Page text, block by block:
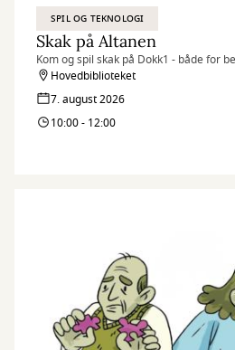
SPIL OG TEKNOLOGI
Skak på Altanen
Kom og spil skak på Dokk1 - både for
Hovedbiblioteket
7. august 2026
10:00 - 12:00